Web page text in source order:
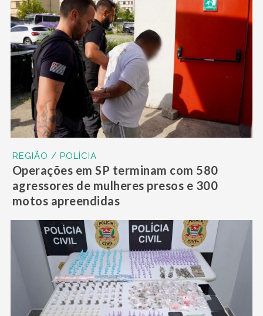
REGIÃO / POLÍCIA
Operações em SP terminam com 580
agressores de mulheres presos e 300
motos apreendidas